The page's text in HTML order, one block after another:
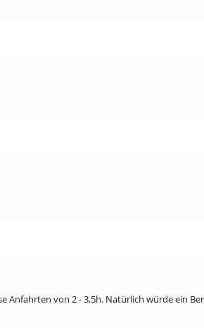
Anfahrten von 2 - 3,5h. Natürlich würde ein